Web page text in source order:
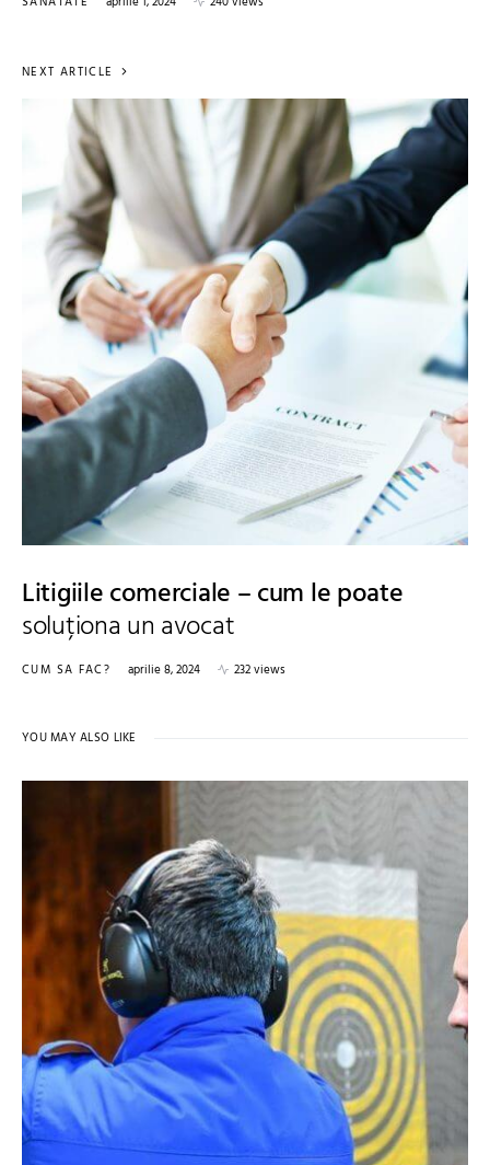
NEXT ARTICLE
Litigiile comerciale – cum le poate
soluționa un avocat
CUM SA FAC? aprilie 8, 2024 232 views
YOU MAY ALSO LIKE